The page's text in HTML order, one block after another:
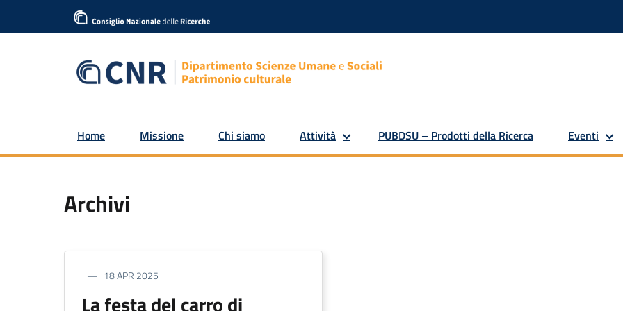
Home Missione Chi siamo Attività PUBDSU – Prodotti della Ricerca Eventi
Archivi
18 APR 2025
La festa del carro di